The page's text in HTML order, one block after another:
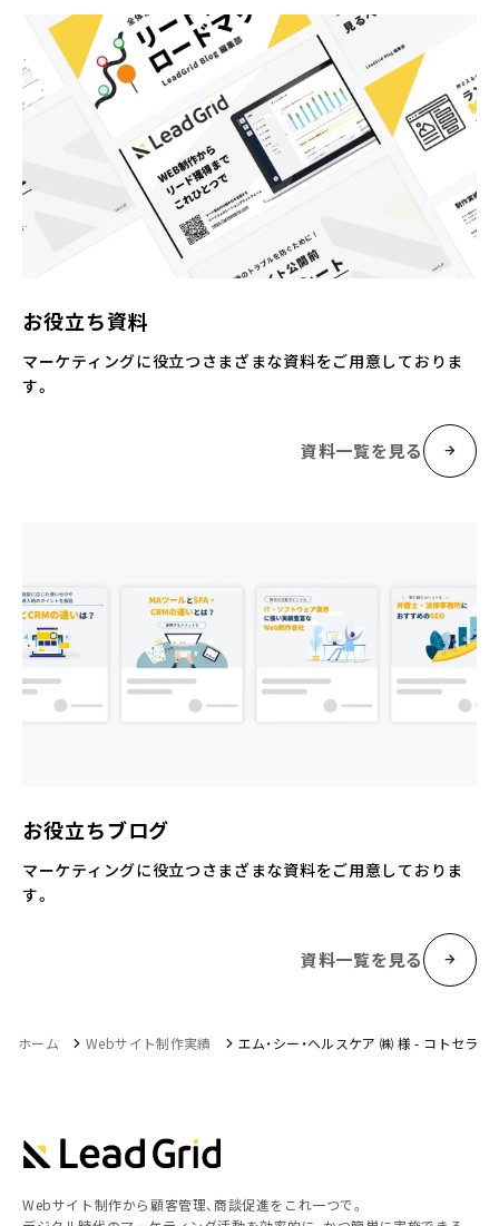
お役立ち資料
マーケティングに役立つさまざまな資料をご用意しておりま
す。
資料一覧を見る
お役立ちブログ
マーケティングに役立つさまざまな資料をご用意しておりま
す。
資料一覧を見る
ホーム Webサイト制作実績 エム・シー・ヘルスケア ㈱ 様 - コトセラ
Webサイト制作から顧客管理、商談促進をこれ一つで。